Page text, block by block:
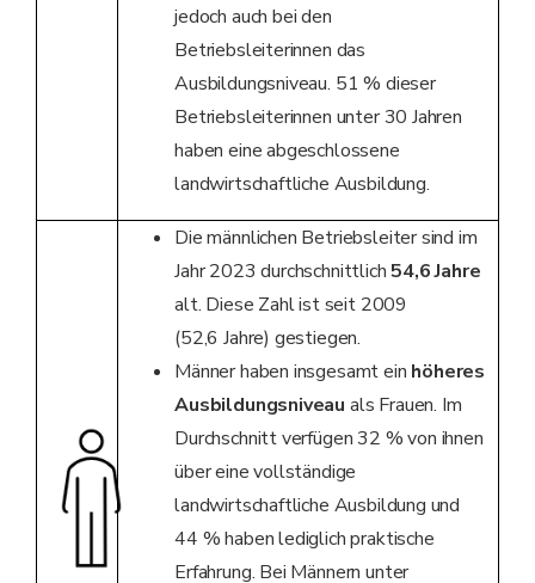
jedoch auch bei den
Betriebsleiterinnen das
Ausbildungsniveau. 51 % dieser
Betriebsleiterinnen unter 30 Jahren
haben eine abgeschlossene
landwirtschaftliche Ausbildung.
Die männlichen Betriebsleiter sind im
Jahr 2023 durchschnittlich54,6 Jahre
alt. Diese Zahl ist seit 2009
(52,6 Jahre) gestiegen.
Männer haben insgesamt ein höheres
Ausbildungsniveau als Frauen. Im
Durchschnitt verfügen 32 % von ihnen
über eine vollständige
landwirtschaftliche Ausbildung und
44 % haben lediglich praktische
Erfahrung. Bei Männern unter